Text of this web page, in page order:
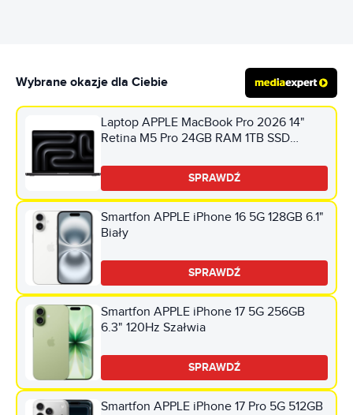
Wybrane okazje dla Ciebie
Laptop APPLE MacBook Pro 2026 14"
Retina M5 Pro 24GB RAM 1TB SSD
SPRAWDŹ
Smartfon APPLE iPhone 16 5G 128GB 6.1"
Biały
SPRAWDŹ
Smartfon APPLE iPhone 17 5G 256GB
6.3" 120Hz Szałwia
SPRAWDŹ
Smartfon APPLE iPhone 17 Pro 5G 512GB